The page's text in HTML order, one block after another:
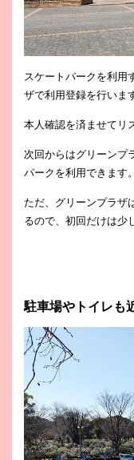
スケートパークを利用
ザで利用登録を行いま
本人確認を済ませてリ
次回からはグリーンプ
パークを利用できます。
ただ、グリーンプラザ
るので、初回だけは少
駐車場やトイレも